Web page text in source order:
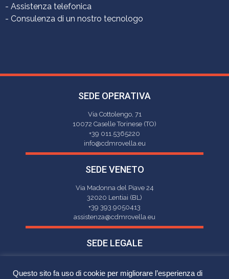
- Assistenza telefonica
- Consulenza di un nostro tecnologo
SEDE OPERATIVA
Via Cottolengo, 71
10072 Caselle Torinese (TO)
+39 011.5365220
info@cdmrovella.eu
SEDE VENETO
Via Madonna del Piave 24
32020 Lentiai (BL)
+39 393.9050413
assistenza@cdmrovella.eu
SEDE LEGALE
10032 Brandizzo (TO)
Questo sito fa uso di cookie per migliorare l’esperienza di